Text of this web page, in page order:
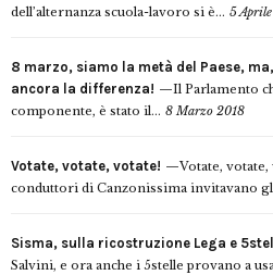
dell’alternanza scuola-lavoro si è... 5
8 marzo, siamo la metà del Paese,
ancora la differenza!
Il Parlamento
componente, è stato il... 8 Marzo 2018
Votate, votate, votate!
Votate,
conduttori di Canzonissima invitavano
Sisma, sulla ricostruzione Lega e
Salvini, e ora anche i 5stelle provano a